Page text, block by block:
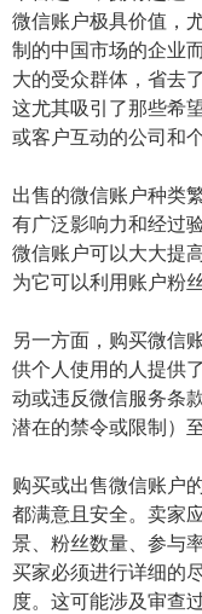
微信账户极具价值，
制的中国市场的企业
大的受众群体，省去
这尤其吸引了那些希
或客户互动的公司和个
出售的微信账户种类
有广泛影响力和经过
微信账户可以大大提
为它可以利用账户粉
另一方面，购买微信
供个人使用的人提供
动或违反微信服务条
潜在的禁令或限制）
购买或出售微信账户
都满意且安全。卖家
景、粉丝数量、参与
买家必须进行详细的
度。这可能涉及审查